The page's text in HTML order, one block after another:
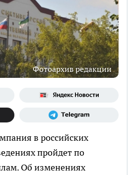
Фотоархив редакции
в российских
пройдет по
Об изменениях